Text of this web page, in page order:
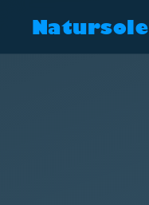
Natursole